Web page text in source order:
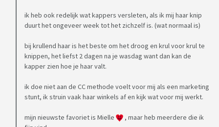
ik heb ook redelijk wat kappers versleten, als ik mij haar knip
duurt het ongeveer week tot het zichzelf is. (wat normaal is)
bij krullend haar is het beste om het droog en krul voor krul te
knippen, het liefst 2 dagen na je wasdag want dan kan de
kapper zien hoe je haar valt.
ik doe niet aan de CC methode voelt voor mij als een marketing
stunt, ik struin vaak haar winkels af en kijk wat voor mij werkt.
mijn nieuwste favoriet is Mielle
, maar heb meerdere die ik